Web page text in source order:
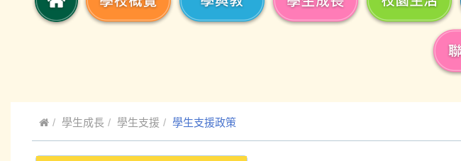
學生成長 學生支援 學生支援政策